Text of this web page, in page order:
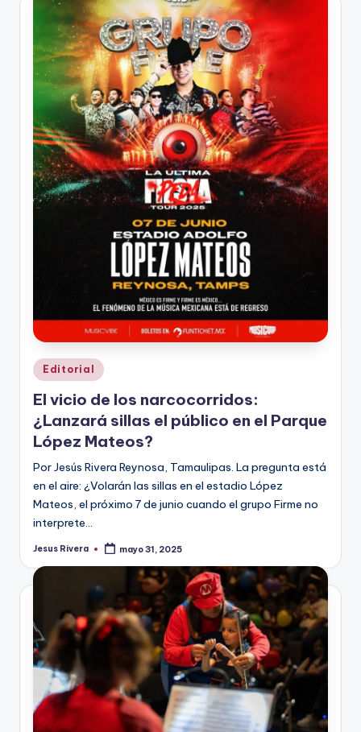
Publicado
en
Editorial
El vicio de los narcocorridos:
¿Lanzará sillas el público en el Parque
López Mateos?
Por Jesús Rivera Reynosa, Tamaulipas. La pregunta está
en el aire: ¿Volarán las sillas en el estadio López
Mateos, el próximo 7 de junio cuando el grupo Firme no
interprete…
Publicado
Jesus Rivera mayo 31, 2025